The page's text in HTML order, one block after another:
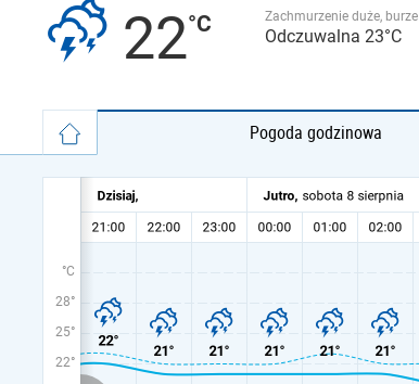
22 Zachmurzenie duże, burze
Odczuwalna 23°C
Pogoda godzinowa
°C
28°
25°
22°